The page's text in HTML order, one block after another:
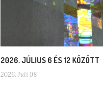
2026. JÚLIUS 6 ÉS 12 KÖZÖTT
2026. Juli 08